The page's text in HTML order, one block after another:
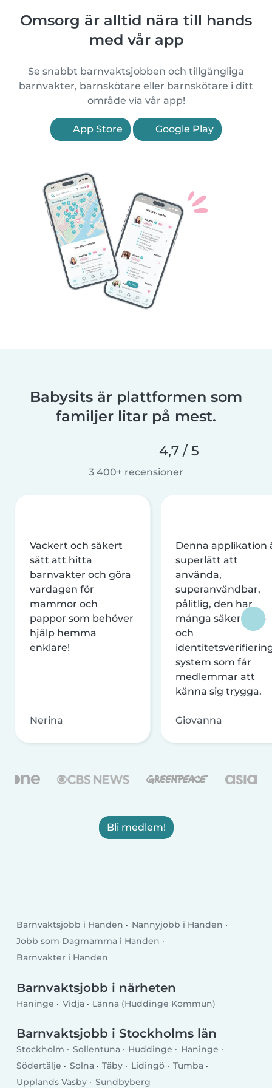
Omsorg är alltid nära till hands
med vår app
Se snabbt barnvaktsjobben och tillgängliga
barnvakter, barnskötare eller barnskötare i ditt
område via vår app!
App Store Google Play
Babysits är plattformen som
familjer litar på mest.
4,7 / 5
3 400+ recensioner
Vackert och säkert
sätt att hitta
barnvakter och göra
vardagen för
mammor och
pappor som behöver
hjälp hemma
enklare!
Nerina
Denna applikation
superlätt att
använda,
superanvändbar,
pålitlig, den har
många säkerhets-
och
system som får
medlemmar att
känna sig trygga.
Giovanna
Bli medlem!
Barnvaktsjobb i Handen
Nannyjobb i Handen
Jobb som Dagmamma i Handen
Barnvakter i Handen
Barnvaktsjobb i närheten
Haninge Vidja Länna (Huddinge Kommun)
Barnvaktsjobb i Stockholms län
Stockholm Sollentuna Huddinge
Haninge
Södertälje
Solna Täby Lidingö
Tumba
Upplands Väsby
Sundbyberg